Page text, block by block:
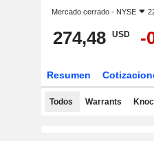
Mercado cerrado - NYSE
274,48 USD -
Resumen
Todos Warrants